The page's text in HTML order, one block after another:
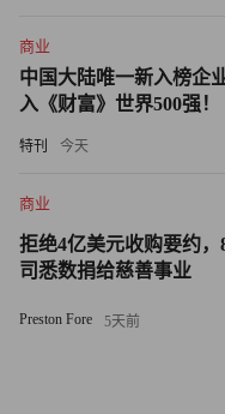
务纪律。
虽然佩尔茨有许多提议
向，但尤其是考虑到公
迪士尼的每股收益超出
比2023年高20%。为了
好，迪士尼还宣布回购
商业
中国大陆唯一新入榜企
入《财富》世界500强！
特刊 今天
商业
拒绝4亿美元收购要约
司悉数捐给慈善事业
Preston Fore 5天前